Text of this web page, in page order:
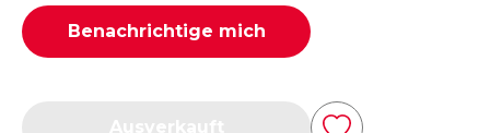
Benachrichtige mich